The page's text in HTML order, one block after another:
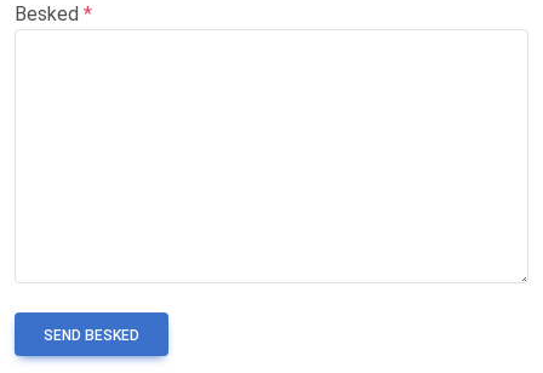
Besked *
SEND BESKED